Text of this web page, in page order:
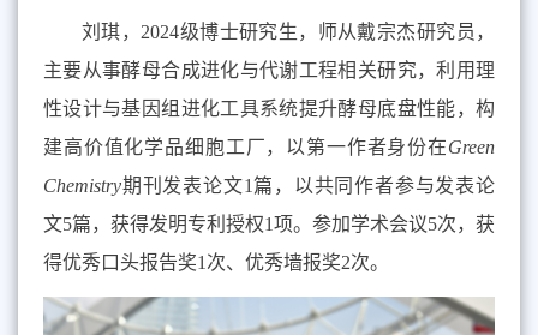
刘琪， 2024级博士研究生，师从戴宗杰研究员，
主要从事酵母合成进化与代谢工程相关研究，利用理
性设计与基因组进化工具系统提升酵母底盘性能，构
建高价值化学品细胞工厂，以第一作者身份在Green
Chemistry期刊发表论文1篇，以共同作者参与发表论
文5篇，获得发明专利授权1项。参加学术会议5次，获
得优秀口头报告奖1 次、优秀墙报奖2次。